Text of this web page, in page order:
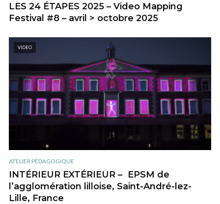
LES 24 ÉTAPES 2025 – Video Mapping
Festival #8 – avril > octobre 2025
VIDEO
ATELIER PÉDAGOGIQUE
INTÉRIEUR EXTÉRIEUR – EPSM de
l’agglomération lilloise, Saint-André-lez-
Lille, France